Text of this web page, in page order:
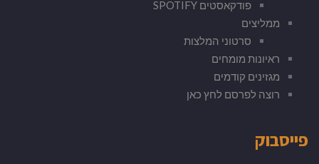
פודקאסטים SPOTIFY
ממליצים
סרטוני המלצות
ראיונות מומחים
מגזינים קודמים
רוצה לפרסם לחץ כאן
פייסבוק